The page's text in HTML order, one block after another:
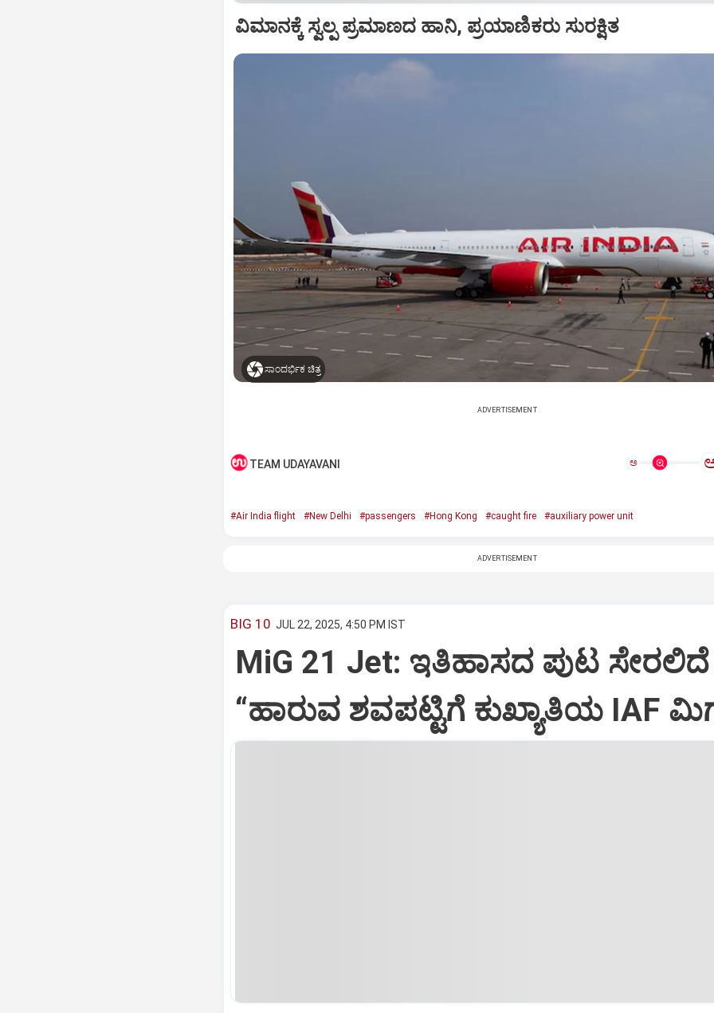
ವಿಮಾನಕ್ಕೆ ಸ್ವಲ್ಪ ಪ್ರಮಾಣದ ಹಾನಿ, ಪ್ರಯಾಣಿಕರು ಸುರಕ್ಷಿತ
ಸಾಂದರ್ಭಿಕ ಚಿತ್ರ
ADVERTISEMENT
TEAM UDAYAVANI ಅ
#Air India flight #New Delhi #passengers #Hong Kong #caught fire #auxiliary power unit
ADVERTISEMENT
BIG 10 JUL 22, 2025, 4:50 PM IST
MiG 21 Jet: ಇತಿಹಾಸದ ಪುಟ ಸೇರಲಿದೆ
“ಹಾರುವ ಶವಪಟ್ಟಿಗೆ ಕುಖ್ಯಾತಿಯ IAF